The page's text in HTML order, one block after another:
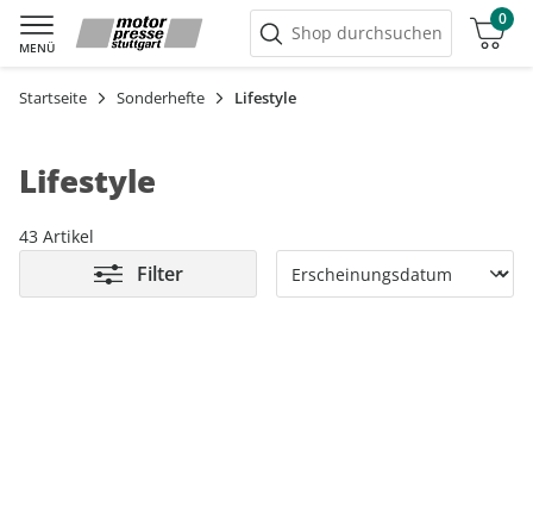
MENÜ
Shop durchsuchen
0
Warenkorb
Startseite Sonderhefte Lifestyle
Lifestyle
43 Artikel
Filter